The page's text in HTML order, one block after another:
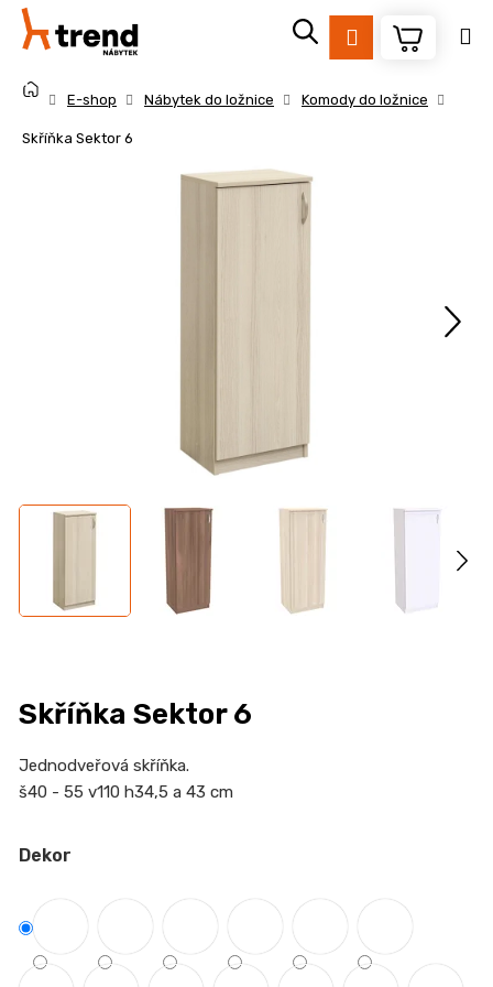
Přejít
obsah
Přihlášení
E-shop Nábytek do ložnice Komody do ložnice
Skříňka Sektor 6
Skříňka Sektor 6
Jednodveřová skříňka.
š40 - 55 v110 h34,5 a 43 cm
Dekor
HLEDAT